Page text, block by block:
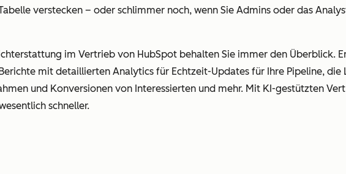
verstecken – oder schlimmer noch, wenn Sie Admins oder das
im Vertrieb von HubSpot behalten Sie immer den Überblick.
mit detaillierten Analytics für Echtzeit-Updates für Ihre Pipeline, die
und Konversionen von Interessierten und mehr. Mit KI-gestützten
schneller.